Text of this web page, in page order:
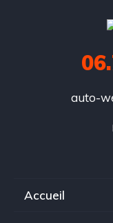
auto-
Accueil